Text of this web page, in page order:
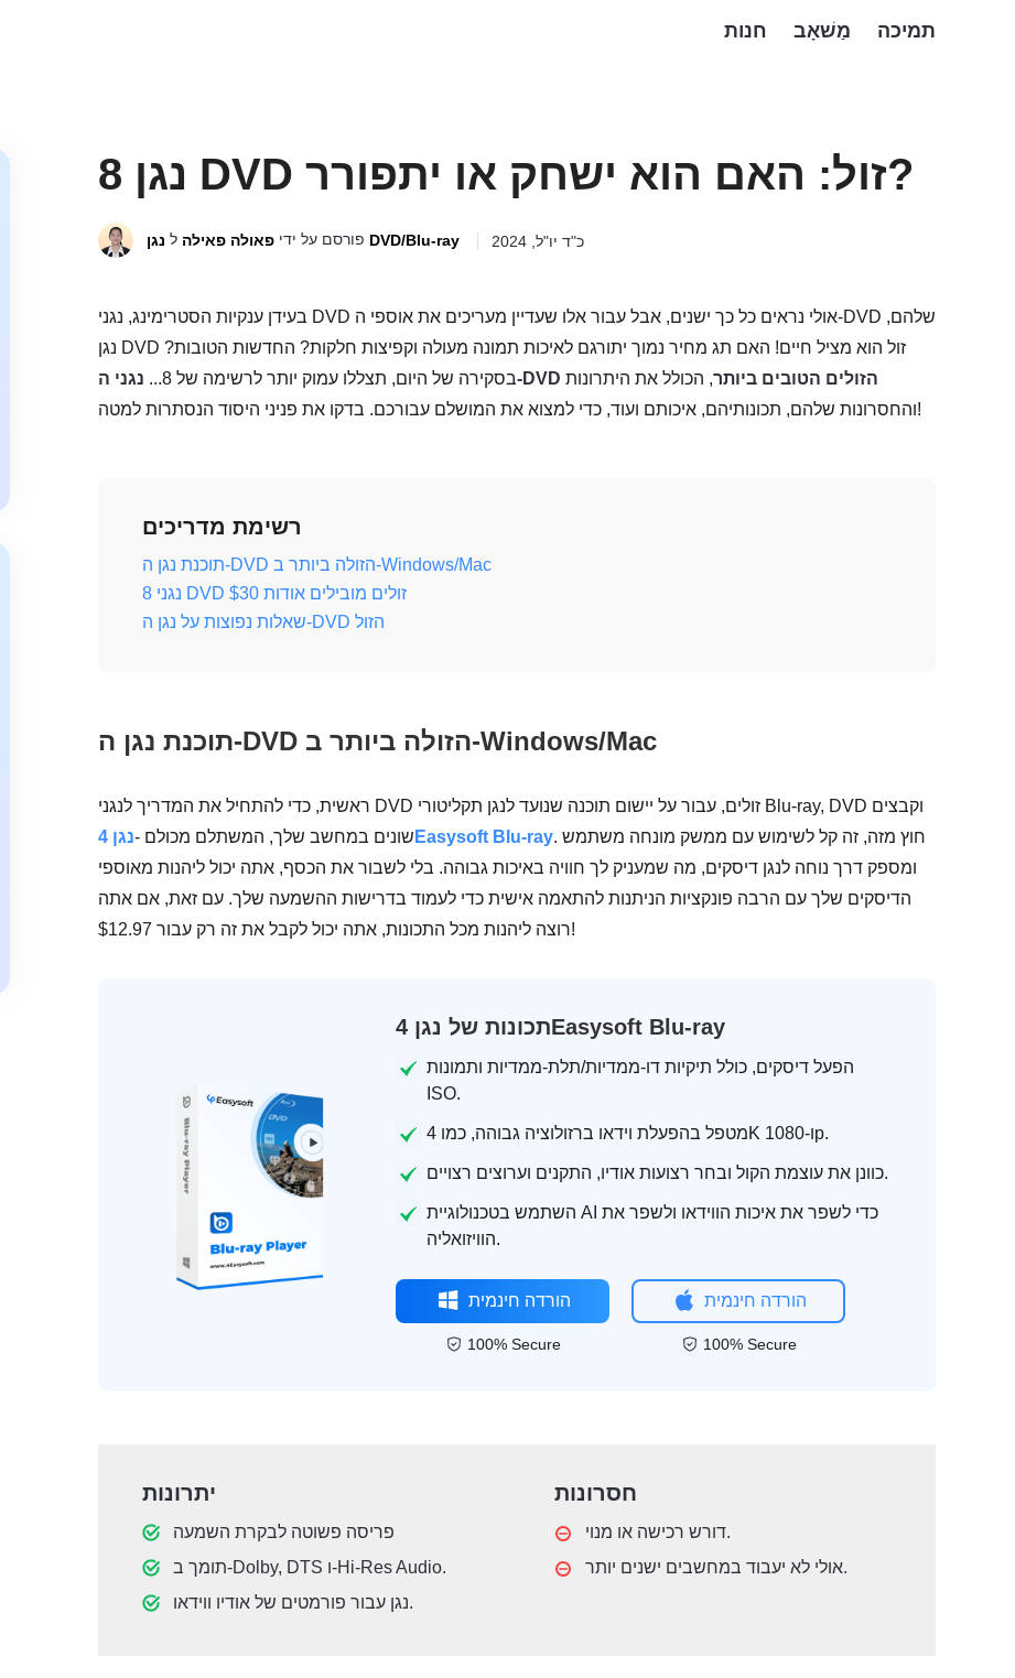
חנות מַשׁאָב תמיכה
8 נגן DVD זול: האם הוא ישחק או יתפורר?
פורסם על ידי פאולה פאילה ל נגן DVD/Blu-ray כ"ד יו"ל, 2024
בעידן ענקיות הסטרימינג, נגני DVD אולי נראים כל כך ישנים, אבל עבור אלו שעדיין מעריכים את אוספי ה-DVD שלהם,
נגן DVD זול הוא מציל חיים! האם תג מחיר נמוך יתורגם לאיכות תמונה מעולה וקפיצות חלקות? החדשות הטובות?
בסקירה של היום, תצללו עמוק יותר לרשימה של 8...
נגני ה-DVD הזולים הטובים ביותר, הכולל את היתרונות
והחסרונות שלהם, תכונותיהם, איכותם ועוד, כדי למצוא את המושלם עבורכם. בדקו את פניני היסוד הנסתרות למטה!
רשימת מדריכים
תוכנת נגן ה-DVD הזולה ביותר ב-Windows/Mac
8 נגני DVD זולים מובילים אודות $30
שאלות נפוצות על נגן ה-DVD הזול
תוכנת נגן ה-DVD הזולה ביותר ב-Windows/Mac
ראשית, כדי להתחיל את המדריך לנגני DVD זולים, עבור על יישום תוכנה שנועד לנגן תקליטורי Blu-ray, DVD וקבצים
שונים במחשב שלך, המשתלם מכולם - נגן 4Easysoft Blu-ray. חוץ מזה, זה קל לשימוש עם ממשק מונחה משתמש
ומספק דרך נוחה לנגן דיסקים, מה שמעניק לך חוויה באיכות גבוהה. בלי לשבור את הכסף, אתה יכול ליהנות מאוספי
הדיסקים שלך עם הרבה פונקציות הניתנות להתאמה אישית כדי לעמוד בדרישות ההשמעה שלך. עם זאת, אם אתה
רוצה ליהנות מכל התכונות, אתה יכול לקבל את זה רק עבור $12.97!
תכונות של נגן 4Easysoft Blu-ray
הפעל דיסקים, כולל תיקיות דו-ממדיות/תלת-ממדיות ותמונות
ISO.
מטפל בהפעלת וידאו ברזולוציה גבוהה, כמו 4K ו-1080p.
כוונן את עוצמת הקול ובחר רצועות אודיו, התקנים וערוצים רצויים.
השתמש בטכנולוגיית AI כדי לשפר את איכות הווידאו ולשפר את
הוויזואליה.
הורדה חינמית
100% Secure
הורדה חינמית
100% Secure
יתרונות
פריסה פשוטה לבקרת השמעה
תומך ב-Dolby, DTS ו-Hi-Res Audio.
נגן עבור פורמטים של אודיו ווידאו.
חסרונות
דורש רכישה או מנוי.
אולי לא יעבוד במחשבים ישנים יותר.